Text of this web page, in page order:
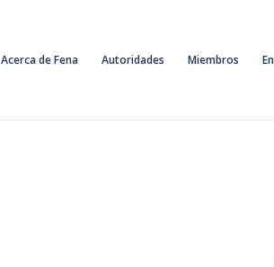
Acerca de Fena Autoridades Miembros